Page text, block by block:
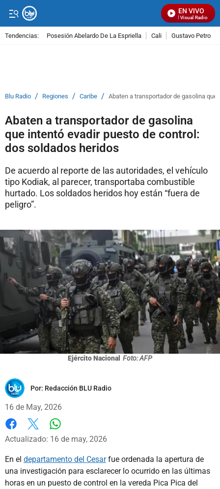
EN VIVO
Señal Visual Radio
Tendencias: Posesión Abelardo De La Espriella Cali Gustavo Petro
Blu Radio / Regiones / Caribe / Abaten a transportador de gasolina
Abaten a transportador de gasolina
que intentó evadir puesto de control:
dos soldados heridos
De acuerdo al reporte de las autoridades, el vehículo
tipo Kodiak, al parecer, transportaba combustible
hurtado. Los soldados heridos hoy están “fuera de
peligro”.
Ejército Nacional Foto: AFP
Por: Redacción BLU Radio
16 de May, 2026
Facebook
X
Actualizado: 16 de may, 2026
En el departamento del Cesarfue ordenada la apertura de
una investigación para esclarecer lo ocurrido en las últimas
horas en un puesto de control en la vereda Pica Pica del